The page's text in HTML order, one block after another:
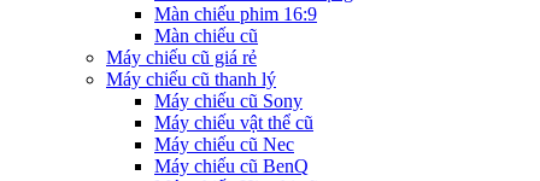
Màn chiếu phim 16:9
Màn chiếu cũ
Máy chiếu cũ giá rẻ
Máy chiếu cũ thanh lý
Máy chiếu cũ Sony
Máy chiếu vật thể cũ
Máy chiếu cũ Nec
Máy chiếu cũ BenQ